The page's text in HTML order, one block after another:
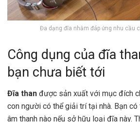
Đa dạng đĩa nhằm đáp ứng nhu cầu
Công dụng của đĩa
bạn chưa biết tới
Đĩa than được sản xuất với mục đích
con người có thể giải trí tại nhà. Bạn
âm thanh nào nếu sở hữu loại đĩa này.